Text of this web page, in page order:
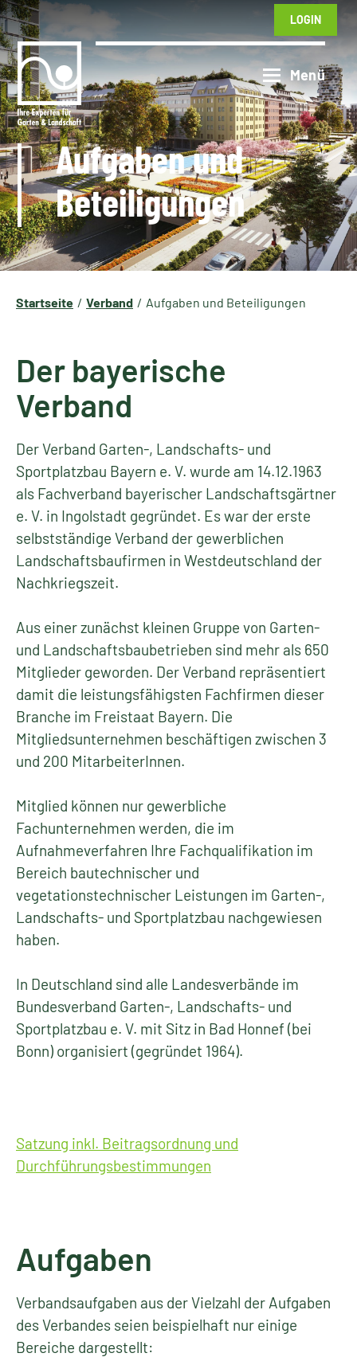
LOGIN
Aufgaben und
Beteiligungen
Startseite Verband Aufgaben und Beteiligungen
Der bayerische
Verband
Der Verband Garten-, Landschafts- und
Sportplatzbau Bayern e. V. wurde am 14.12.1963
als Fachverband bayerischer Landschaftsgärtner
e. V. in Ingolstadt gegründet. Es war der erste
selbstständige Verband der gewerblichen
Landschaftsbaufirmen in Westdeutschland der
Nachkriegszeit.
Aus einer zunächst kleinen Gruppe von Garten-
und Landschaftsbaubetrieben sind mehr als 650
Mitglieder geworden. Der Verband repräsentiert
damit die leistungsfähigsten Fachfirmen dieser
Branche im Freistaat Bayern. Die
Mitgliedsunternehmen beschäftigen zwischen 3
und 200 MitarbeiterInnen.
Mitglied können nur gewerbliche
Fachunternehmen werden, die im
Aufnahmeverfahren Ihre Fachqualifikation im
Bereich bautechnischer und
vegetationstechnischer Leistungen im Garten-,
Landschafts- und Sportplatzbau nachgewiesen
haben.
In Deutschland sind alle Landesverbände im
Bundesverband Garten-, Landschafts- und
Sportplatzbau e. V. mit Sitz in Bad Honnef (bei
Bonn) organisiert (gegründet 1964).
Satzung inkl. Beitragsordnung und
Durchführungsbestimmungen
Aufgaben
Verbandsaufgaben aus der Vielzahl der Aufgaben
des Verbandes seien beispielhaft nur einige
Bereiche dargestellt: